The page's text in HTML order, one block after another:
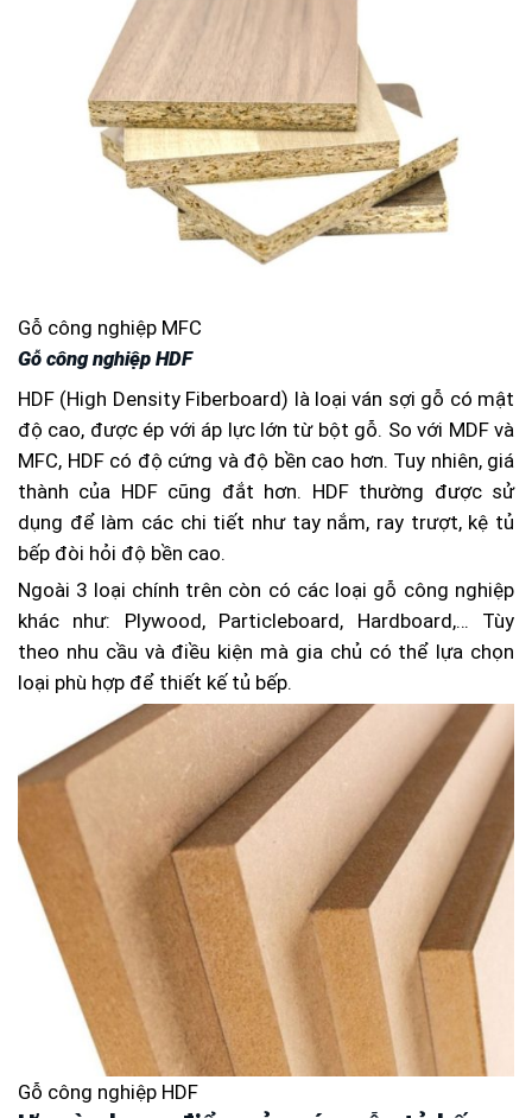
Gỗ công nghiệp MFC
Gỗ công nghiệp HDF
HDF (High Density Fiberboard) là loại ván sợi gỗ có mật
độ cao, được ép với áp lực lớn từ bột gỗ. So với MDF và
MFC, HDF có độ cứng và độ bền cao hơn. Tuy nhiên, giá
thành của HDF cũng đắt hơn. HDF thường được sử
dụng để làm các chi tiết như tay nắm, ray trượt, kệ tủ
bếp đòi hỏi độ bền cao.
Ngoài 3 loại chính trên còn có các loại gỗ công nghiệp
khác như: Plywood, Particleboard, Hardboard,… Tùy
theo nhu cầu và điều kiện mà gia chủ có thể lựa chọn
loại phù hợp để thiết kế tủ bếp.
Gỗ công nghiệp HDF